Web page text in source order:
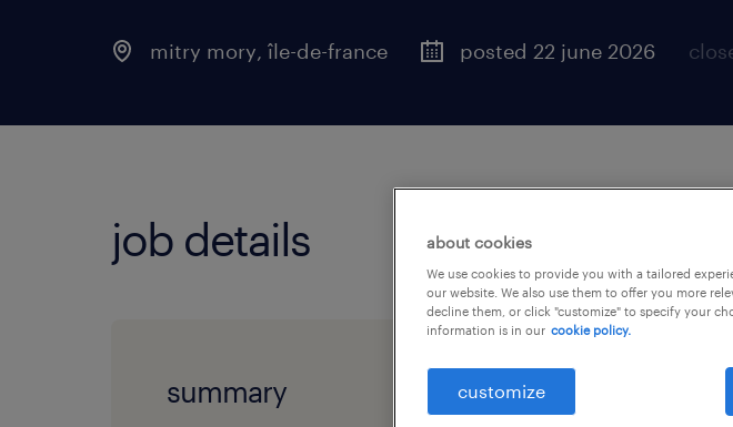
mitry mory, île-de-france posted 22 june 2026
job details
summary
Sous la
about cookies
We use cookies to provide you with a tailored
our website. We also use them to offer you more
decline them, or click "customize" to specify your
information is in our cookie policy.
customize